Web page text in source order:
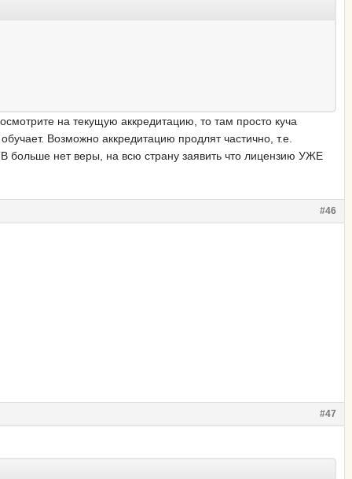
на текущую аккредитацию, то там просто куча
Возможно аккредитацию продлят частично, т.е.
больше нет веры, на всю страну заявить что лицензию УЖЕ
#46
#47